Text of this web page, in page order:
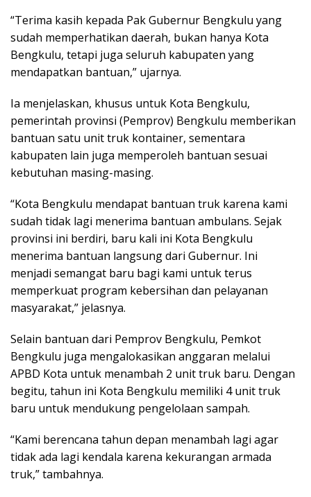
“Terima kasih kepada Pak Gubernur Bengkulu yang
sudah memperhatikan daerah, bukan hanya Kota
Bengkulu, tetapi juga seluruh kabupaten yang
mendapatkan bantuan,” ujarnya.
Ia menjelaskan, khusus untuk Kota Bengkulu,
pemerintah provinsi (Pemprov) Bengkulu memberikan
bantuan satu unit truk kontainer, sementara
kabupaten lain juga memperoleh bantuan sesuai
kebutuhan masing-masing.
“Kota Bengkulu mendapat bantuan truk karena kami
sudah tidak lagi menerima bantuan ambulans. Sejak
provinsi ini berdiri, baru kali ini Kota Bengkulu
menerima bantuan langsung dari Gubernur. Ini
menjadi semangat baru bagi kami untuk terus
memperkuat program kebersihan dan pelayanan
masyarakat,” jelasnya.
Selain bantuan dari Pemprov Bengkulu, Pemkot
Bengkulu juga mengalokasikan anggaran melalui
APBD Kota untuk menambah 2 unit truk baru. Dengan
begitu, tahun ini Kota Bengkulu memiliki 4 unit truk
baru untuk mendukung pengelolaan sampah.
“Kami berencana tahun depan menambah lagi agar
tidak ada lagi kendala karena kekurangan armada
truk,” tambahnya.